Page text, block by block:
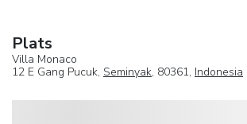
Plats
Villa Monaco
12 E Gang Pucuk, Seminyak, 80361, Indonesia